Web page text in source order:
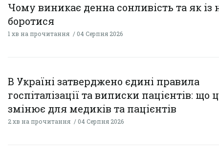
Чому виникає денна сонливість та як із
боротися
1 хв на прочитання 04 Серпня 2026
В Україні затверджено єдині правила
госпіталізації та виписки пацієнтів: що
змінює для медиків та пацієнтів
2 хв на прочитання 04 Серпня 2026